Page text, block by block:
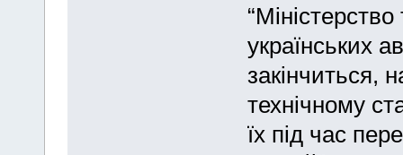
українських
закінчиться,
технічному
їх під час